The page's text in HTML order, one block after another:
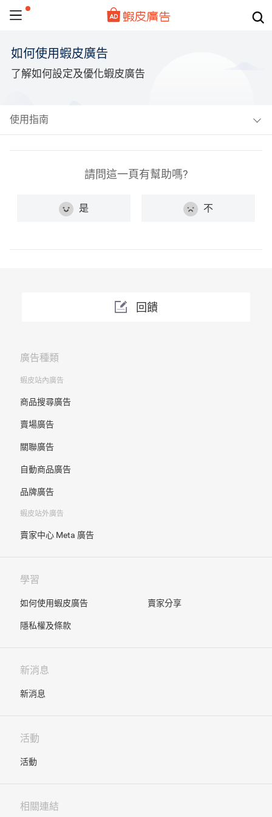
如何使用蝦皮廣告
了解如何設定及優化蝦皮廣告
使用指南
請問這一頁有幫助嗎?
是 不
回饋
廣告種類
蝦皮站內廣告
商品搜尋廣告
賣場廣告
關聯廣告
自動商品廣告
品牌廣告
蝦皮站外廣告
賣家中心 Meta 廣告
學習
如何使用蝦皮廣告 賣家分享
隱私權及條款
新消息
新消息
活動
活動
相關連結